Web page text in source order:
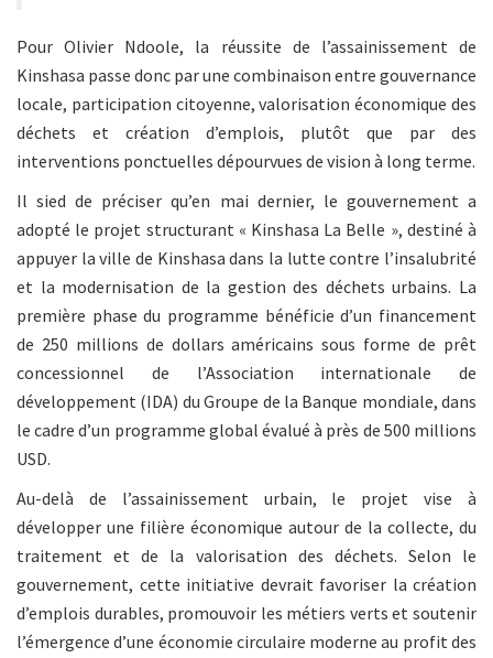
Pour Olivier Ndoole, la réussite de l’assainissement de
Kinshasa passe donc par une combinaison entre gouvernance
locale, participation citoyenne, valorisation économique des
déchets et création d’emplois, plutôt que par des
interventions ponctuelles dépourvues de vision à long terme.
Il sied de préciser qu’en mai dernier, le gouvernement a
adopté le projet structurant « Kinshasa La Belle », destiné à
appuyer la ville de Kinshasa dans la lutte contre l’insalubrité
et la modernisation de la gestion des déchets urbains. La
première phase du programme bénéficie d’un financement
de 250 millions de dollars américains sous forme de prêt
concessionnel de l’Association internationale de
développement (IDA) du Groupe de la Banque mondiale, dans
le cadre d’un programme global évalué à près de 500 millions
USD.
Au-delà de l’assainissement urbain, le projet vise à
développer une filière économique autour de la collecte, du
traitement et de la valorisation des déchets. Selon le
gouvernement, cette initiative devrait favoriser la création
d’emplois durables, promouvoir les métiers verts et soutenir
l’émergence d’une économie circulaire moderne au profit des